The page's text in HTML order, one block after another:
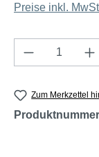
Preise inkl.
Produkt
Zum Merkzettel